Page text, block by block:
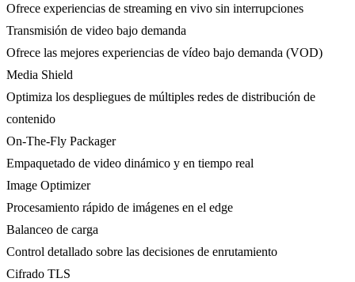
Ofrece experiencias de streaming en vivo sin interrupciones
Transmisión de video bajo demanda
Ofrece las mejores experiencias de vídeo bajo demanda (VOD)
Media Shield
Optimiza los despliegues de múltiples redes de distribución de
contenido
On-The-Fly Packager
Empaquetado de video dinámico y en tiempo real
Image Optimizer
Procesamiento rápido de imágenes en el edge
Balanceo de carga
Control detallado sobre las decisiones de enrutamiento
Cifrado TLS